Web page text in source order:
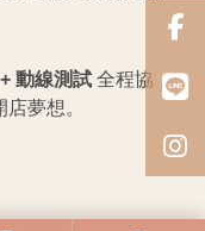
動線測試 全程協
夢想。